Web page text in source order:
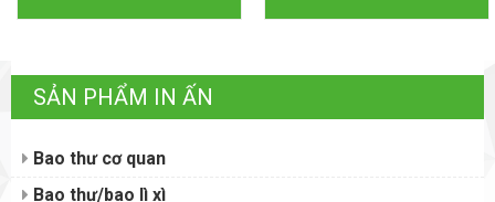
SẢN PHẨM IN ẤN
Bao thư cơ quan
Bao thư/bao lì xì